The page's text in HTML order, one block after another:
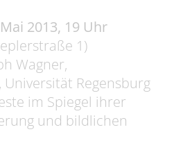
2013, 19 Uhr
1)
Wagner,
Universität Regensburg
im Spiegel ihrer
und bildlichen